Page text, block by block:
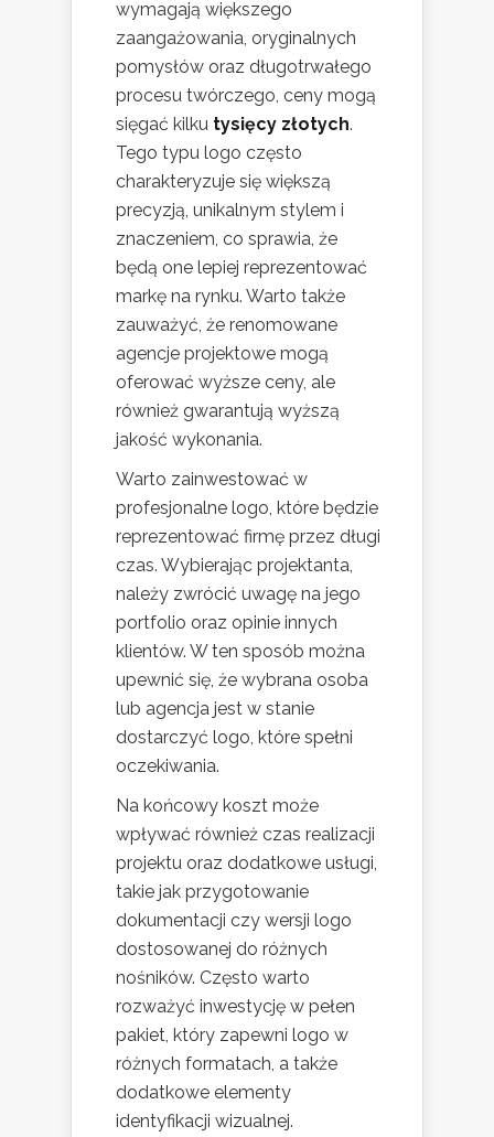
wymagają większego
zaangażowania, oryginalnych
pomysłów oraz długotrwałego
procesu twórczego, ceny mogą
sięgać kilku tysięcy złotych.
Tego typu logo często
charakteryzuje się większą
precyzją, unikalnym stylem i
znaczeniem, co sprawia, że
będą one lepiej reprezentować
markę na rynku. Warto także
zauważyć, że renomowane
agencje projektowe mogą
oferować wyższe ceny, ale
również gwarantują wyższą
jakość wykonania.
Warto zainwestować w
profesjonalne logo, które będzie
reprezentować firmę przez długi
czas. Wybierając projektanta,
należy zwrócić uwagę na jego
portfolio oraz opinie innych
klientów. W ten sposób można
upewnić się, że wybrana osoba
lub agencja jest w stanie
dostarczyć logo, które spełni
oczekiwania.
Na końcowy koszt może
wpływać również czas realizacji
projektu oraz dodatkowe usługi,
takie jak przygotowanie
dokumentacji czy wersji logo
dostosowanej do różnych
nośników. Często warto
rozważyć inwestycję w pełen
pakiet, który zapewni logo w
różnych formatach, a także
dodatkowe elementy
identyfikacji wizualnej.